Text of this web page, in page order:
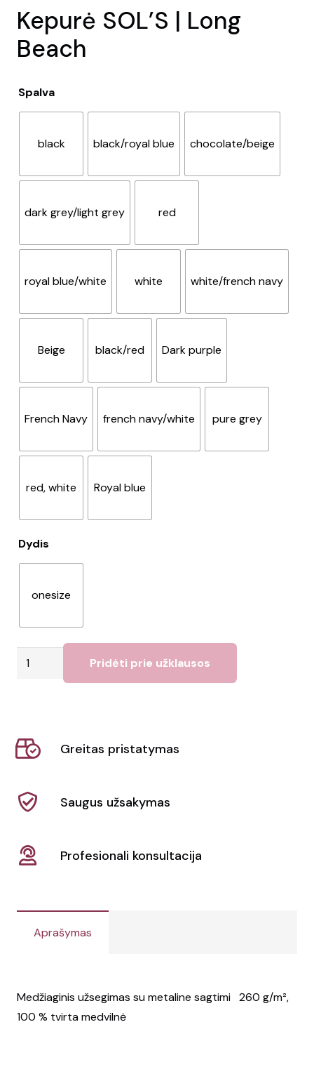
Kepurė SOL’S | Long
Beach
Spalva
black black/royal blue chocolate/beige
dark grey/light grey red
royal blue/white white white/french navy
Beige black/red Dark purple
French Navy french navy/white pure grey
red, white Royal blue
Dydis
onesize
produkto
|
Long
Pridėti prie užklausos
Greitas pristatymas
Saugus užsakymas
Profesionali konsultacija
Aprašymas
Medžiaginis užsegimas su metaline sagtimi 260 g/m²,
100 % tvirta medvilnė